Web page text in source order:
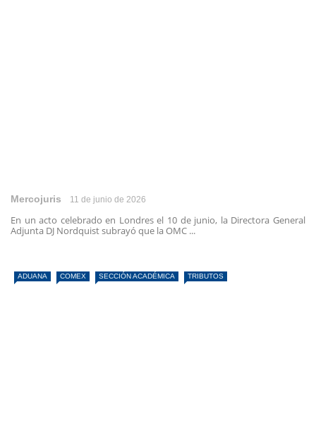
Mercojuris 11 de junio de 2026
En un acto celebrado en Londres el 10 de junio, la Directora General
Adjunta DJ Nordquist subrayó que la OMC ...
ADUANA COMEX SECCIÓN ACADÉMICA TRIBUTOS